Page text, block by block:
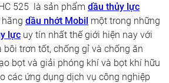
525 là sản phẩm dầu thủy lực
dầu nhớt Mobil một trong những
lực uy tín nhất thế giới hiện nay với
trơn tốt, chống gỉ và chống ăn
bọt và giải phóng khí và bọt khí hữu
các ứng dụng dịch vụ công nghiệp